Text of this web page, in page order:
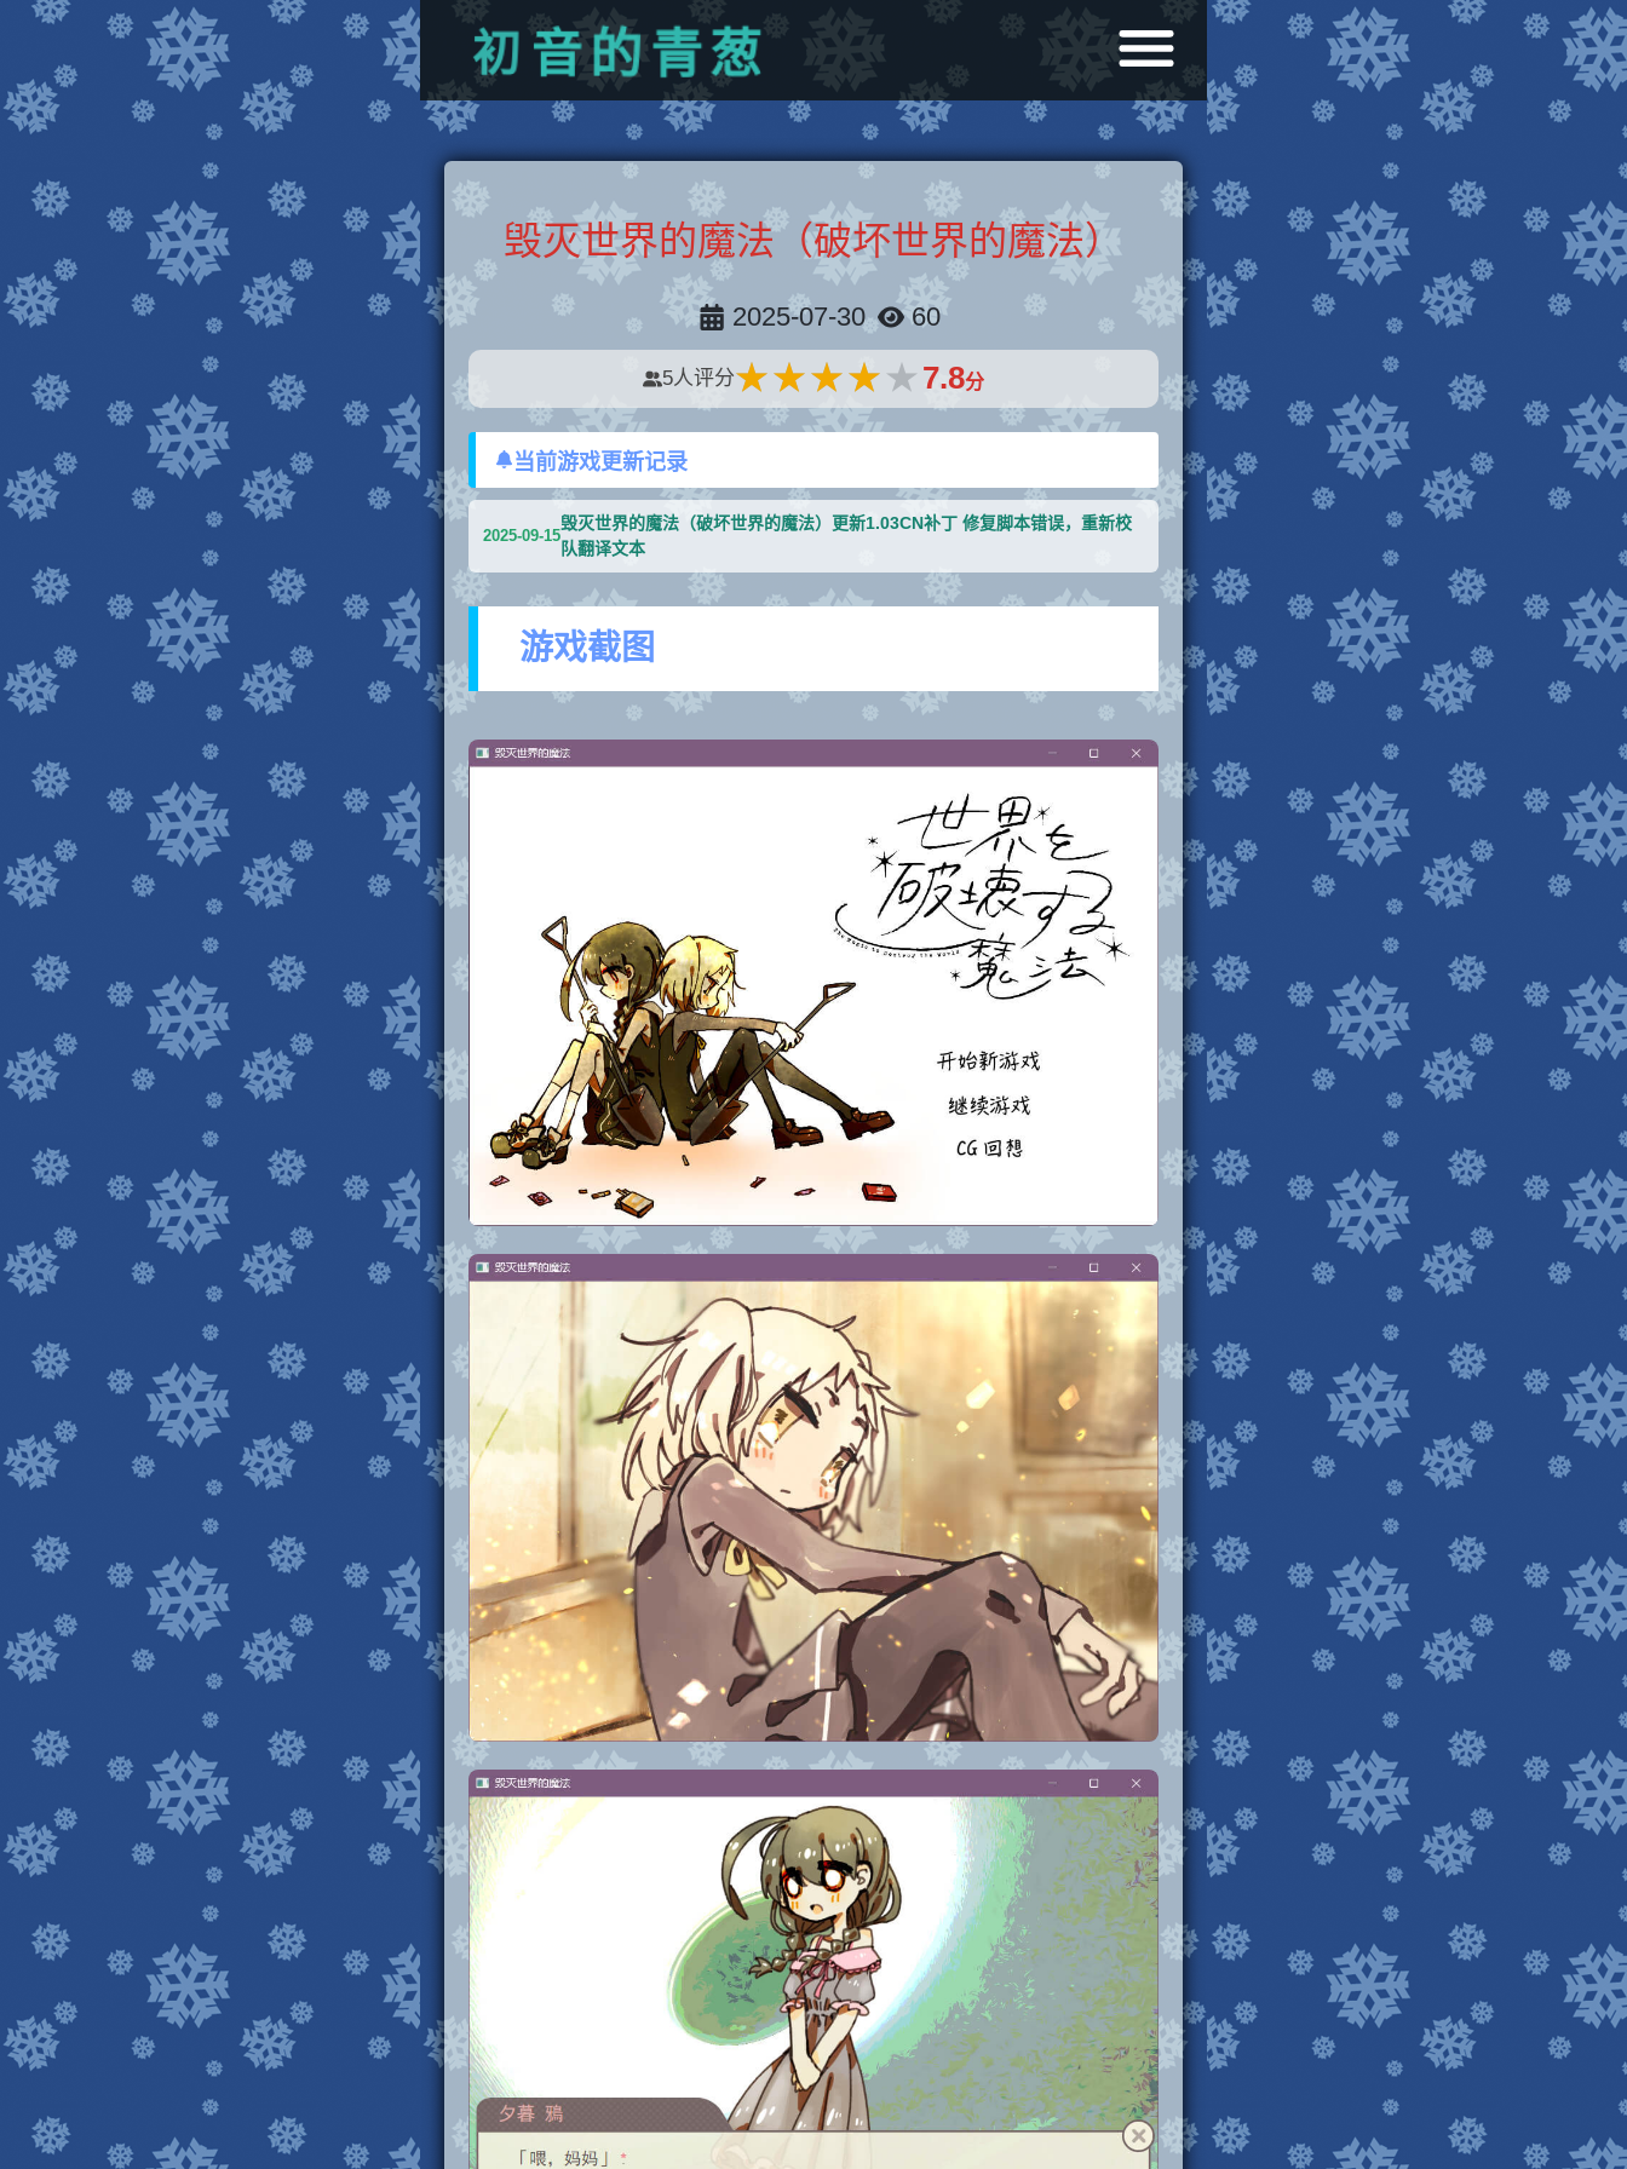
初 音 的 青葱
毁灭世界的魔法（破坏世界的魔法）
2025-07-30 60
5人评分★★★★★
★★★★★ 7.8分
当前游戏更新记录
2025-09-15
毁灭世界的魔法（破坏世界的魔法）更新1.03CN补丁 修复脚本错误，重新校
队翻译文本
游戏截图